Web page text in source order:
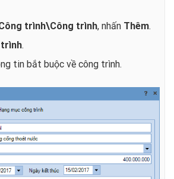
trình\Công trình, nhấn Thêm.
trình.
tin bắt buộc về công trình.